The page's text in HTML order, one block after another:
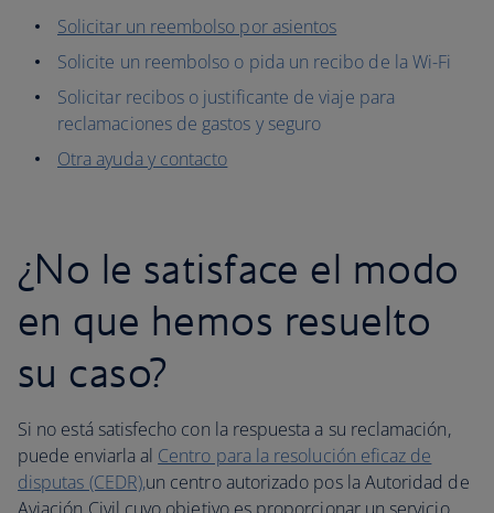
Solicitar un reembolso por asientos
Solicite un reembolso o pida un recibo de la Wi-Fi
Solicitar recibos o justificante de viaje para
reclamaciones de gastos y seguro
Otra ayuda y contacto
¿No le satisface el modo
en que hemos resuelto
su caso?
Si no está satisfecho con la respuesta a su reclamación,
puede enviarla al Centro para la resolución eficaz de
disputas (CEDR),un centro autorizado pos la Autoridad de